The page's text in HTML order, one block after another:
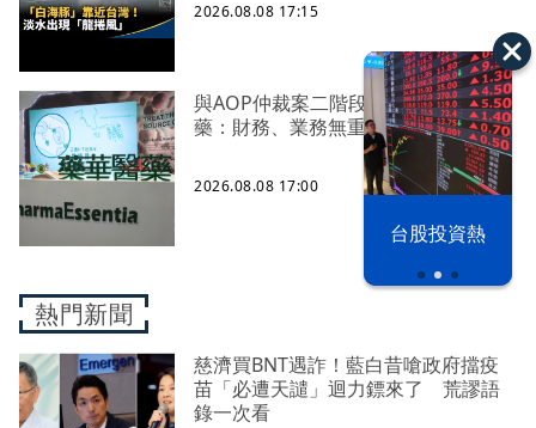
台股投資熱
2026.08.08 17:15
與AOP仲裁案二階段判斷出爐 藥華
藥：財務、業務無重大影響
2026.08.08 17:00
熱門新聞
慈濟買BNT遇詐！藍白昔嗆政府擋疫
苗「必遭天譴」迴力鏢來了 荒謬語
錄一次看